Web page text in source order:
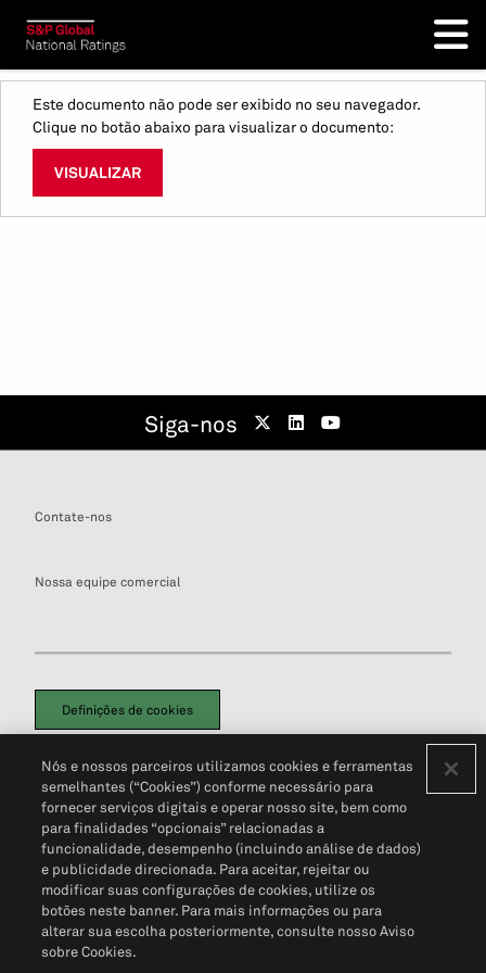
Este documento não pode ser exibido no seu navegador.
Clique no botão abaixo para visualizar o documento:
VISUALIZAR
Siga-nos
Contate-nos
Nossa equipe comercial
Definições de cookies
Política de PrivacidadePortal de privacidade do cliente (em inglês)
Não Venda Minhas Informações Pessoais© 2026 S&P Global
Nós e nossos parceiros utilizamos cookies e ferramentas
semelhantes (“Cookies”) conforme necessário para
fornecer serviços digitais e operar nosso site, bem como
para finalidades “opcionais” relacionadas a
funcionalidade, desempenho (incluindo análise de dados)
e publicidade direcionada. Para aceitar, rejeitar ou
modificar suas configurações de cookies, utilize os
botões neste banner. Para mais informações ou para
alterar sua escolha posteriormente, consulte nosso Aviso
sobre Cookies.